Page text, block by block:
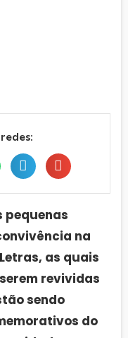
pequenas
na
as quais
revividas
sendo
do